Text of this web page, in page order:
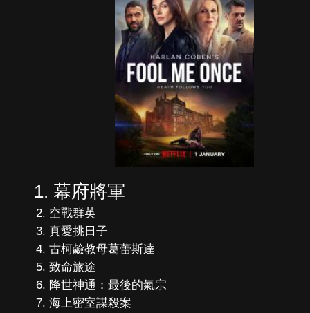
幕府將軍
空戰群英
真愛挑日子
古柯鹼教母葛蕾斯達
致命旅途
降世神通：最後的氣宗
海上密室謀殺案